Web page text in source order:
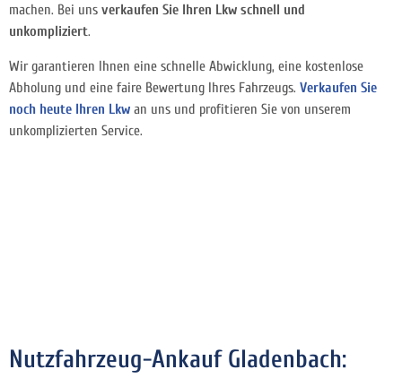
machen. Bei uns verkaufen Sie Ihren Lkw schnell und
unkompliziert.
Wir garantieren Ihnen eine schnelle Abwicklung, eine kostenlose
Abholung und eine faire Bewertung Ihres Fahrzeugs. Verkaufen Sie
noch heute Ihren Lkw an uns und profitieren Sie von unserem
unkomplizierten Service.
Nutzfahrzeug-Ankauf Gladenbach: